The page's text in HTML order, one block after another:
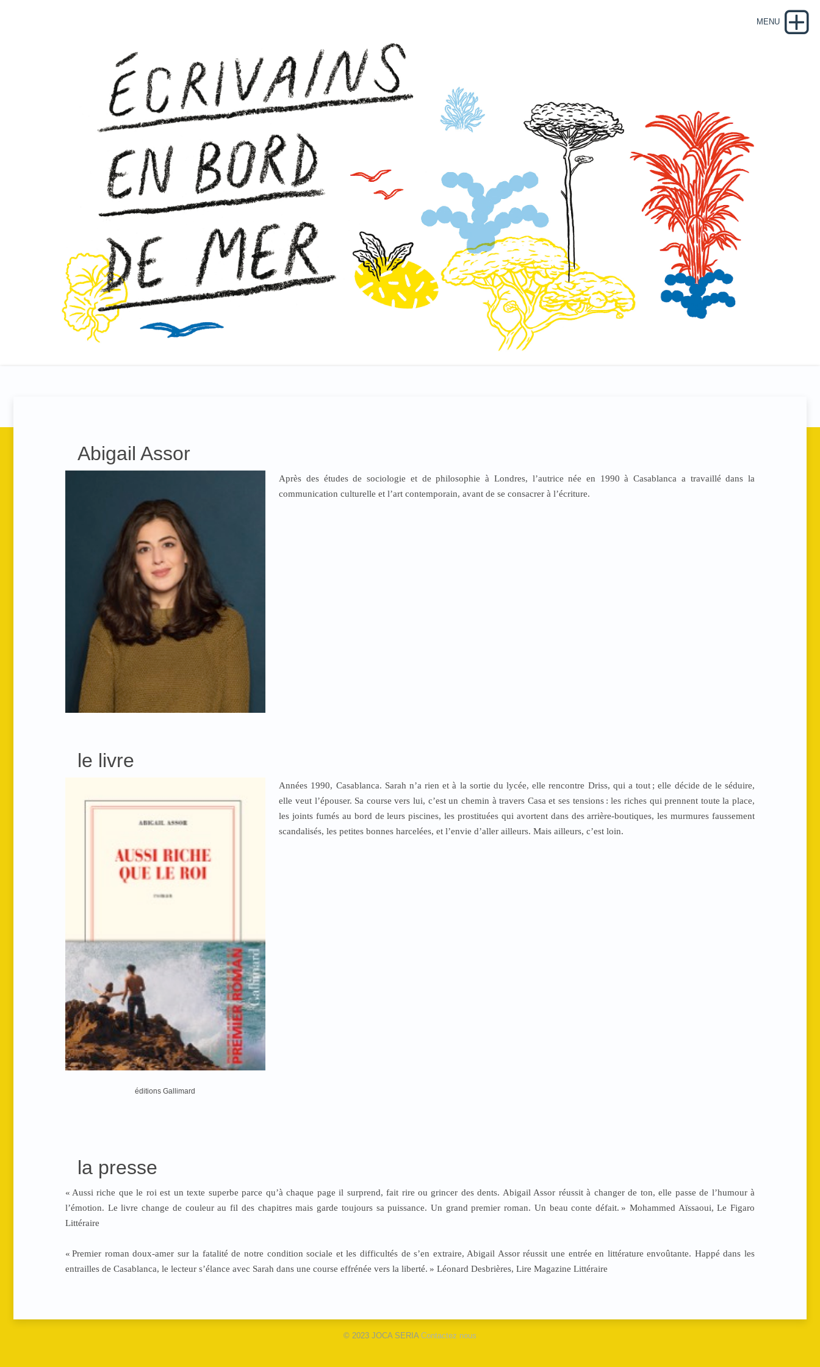
Abigail Assor
Après des études de sociologie et de philosophie à Londres, l’autrice née en 1990 à Casablanca a travaillé dans la
communication culturelle et l’art contemporain, avant de se consacrer à l’écriture.
le livre
éditions Gallimard
Années 1990, Casablanca. Sarah n’a rien et à la sortie du lycée, elle rencontre Driss, qui a tout ; elle décide de le séduire,
elle veut l’épouser. Sa course vers lui, c’est un chemin à travers Casa et ses tensions : les riches qui prennent toute la place,
les joints fumés au bord de leurs piscines, les prostituées qui avortent dans des arrière-boutiques, les murmures faussement
scandalisés, les petites bonnes harcelées, et l’envie d’aller ailleurs. Mais ailleurs, c’est loin.
la presse
« Aussi riche que le roi est un texte superbe parce qu’à chaque page il surprend, fait rire ou grincer des dents. Abigail Assor réussit à changer de ton, elle passe de l’humour à
l’émotion. Le livre change de couleur au fil des chapitres mais garde toujours sa puissance. Un grand premier roman. Un beau conte défait. » Mohammed Aïssaoui, Le Figaro
Littéraire
« Premier roman doux-amer sur la fatalité de notre condition sociale et les difficultés de s’en extraire, Abigail Assor réussit une entrée en littérature envoûtante. Happé dans les
entrailles de Casablanca, le lecteur s’élance avec Sarah dans une course effrénée vers la liberté. » Léonard Desbrières, Lire Magazine Littéraire
© 2023 JOCA SERIA Contactez nous